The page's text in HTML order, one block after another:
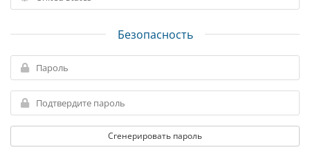
Безопасность
Сгенерировать пароль